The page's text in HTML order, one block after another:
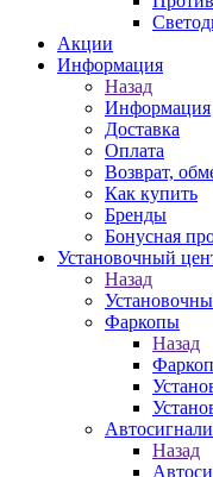
Акции
Информация
Назад
Информация
Доставка
Оплата
Возврат,
Как купить
Бренды
Бонусная
Установочный
Назад
Фаркопы
Назад
Назад